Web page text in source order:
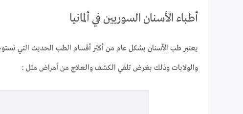
أطباء الأسنان السوريين في ألمانيا
يعتبر طب الأسنان بشكل عام من أكثر أقسام الطب الحديث التي تستوجب
والولايات وذلك بغرض تلقي الكشف والعلاج من أمراض مثل :